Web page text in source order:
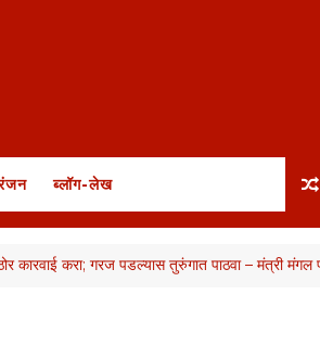
ब्लॉग-लेख
करा; गरज पडल्यास तुरुंगात पाठवा – मंत्री मंगल प्रभात लोढा